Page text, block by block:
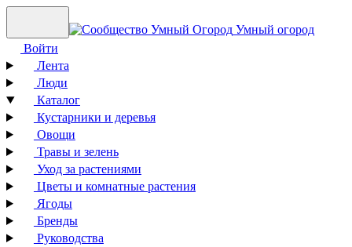
Умный огород
Войти
Лента
Люди
Каталог
Кустарники и деревья
Овощи
Травы и зелень
Уход за растениями
Цветы и комнатные растения
Ягоды
Бренды
Руководства